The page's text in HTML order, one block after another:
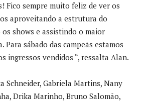
Fico sempre muito feliz de ver os
aproveitando a estrutura do
shows e assistindo o maior
Para sábado das campeãs estamos
ingressos vendidos “, ressalta Alan.
Schneider, Gabriela Martins, Nany
Drika Marinho, Bruno Salomão,